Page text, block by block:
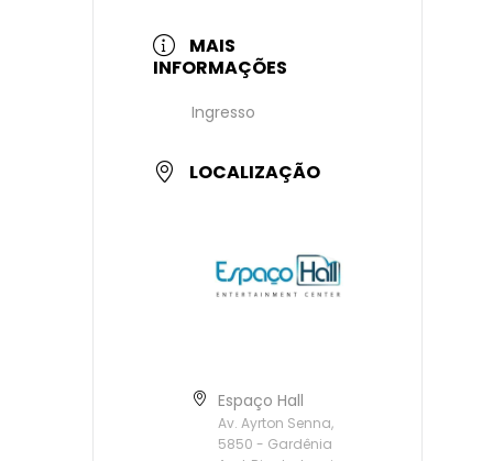
MAIS
INFORMAÇÕES
Ingresso
LOCALIZAÇÃO
Espaço Hall
Av. Ayrton Senna,
5850 - Gardênia